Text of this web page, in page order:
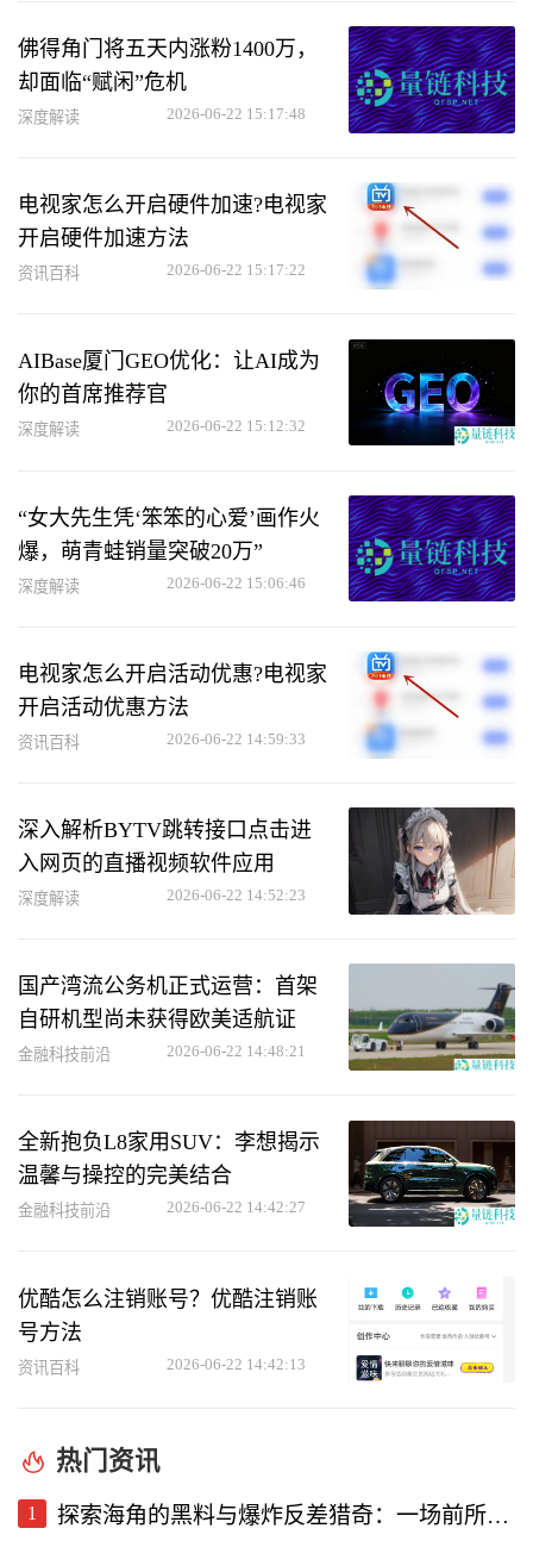
佛得角门将五天内涨粉1400万，
却面临“赋闲”危机
深度解读 2026-06-22 15:17:48
电视家怎么开启硬件加速?电视家
开启硬件加速方法
资讯百科 2026-06-22 15:17:22
AIBase厦门GEO优化：让AI成为
你的首席推荐官
深度解读 2026-06-22 15:12:32
“女大先生凭‘笨笨的心爱’画作火
爆，萌青蛙销量突破20万”
深度解读 2026-06-22 15:06:46
电视家怎么开启活动优惠?电视家
开启活动优惠方法
资讯百科 2026-06-22 14:59:33
深入解析BYTV跳转接口点击进
入网页的直播视频软件应用
深度解读 2026-06-22 14:52:23
国产湾流公务机正式运营：首架
自研机型尚未获得欧美适航证
金融科技前沿 2026-06-22 14:48:21
全新抱负L8家用SUV：李想揭示
温馨与操控的完美结合
金融科技前沿 2026-06-22 14:42:27
优酷怎么注销账号？优酷注销账
号方法
资讯百科 2026-06-22 14:42:13
热门资讯
1 探索海角的黑料与爆炸反差猎奇：一场前所未有的直播视频体验